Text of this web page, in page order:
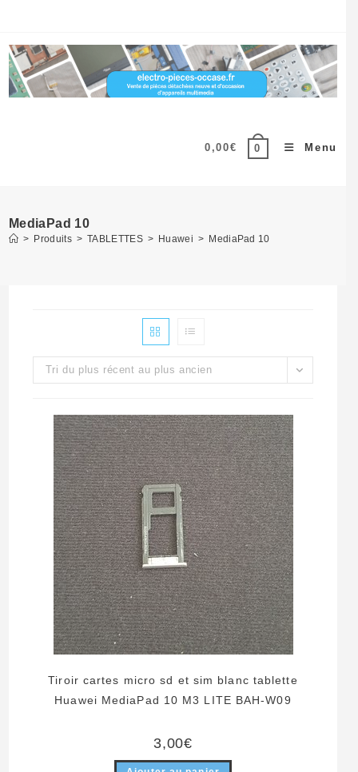
content
0,00€ 0 Menu
MediaPad 10
> Produits > TABLETTES > Huawei > MediaPad 10
Tri du plus récent au plus ancien
Tiroir cartes micro sd et sim blanc tablette
Huawei MediaPad 10 M3 LITE BAH-W09
3,00€